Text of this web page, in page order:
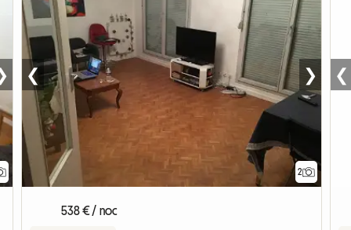
2
❮ ❯
538 € / noc
❮